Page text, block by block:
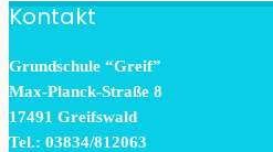
Kontakt
Grundschule “Greif”
Max-Planck-Straße 8
17491 Greifswald
Tel.: 03834/812063